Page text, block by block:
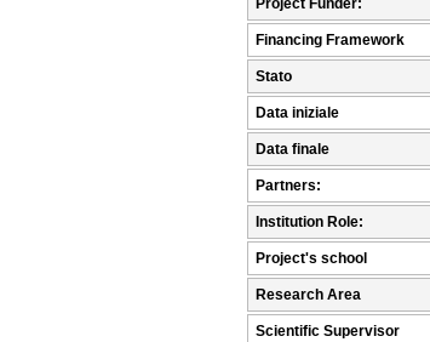
Project Funder:
Financing Framework
Stato
Data iniziale
Data finale
Partners:
Institution Role:
Project's school
Research Area
Scientific Supervisor